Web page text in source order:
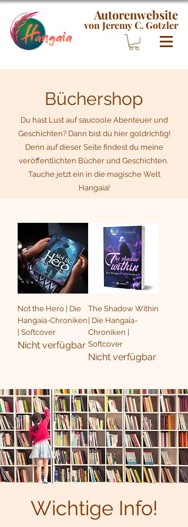
Autorenwebsite
von Jeremy C. Gotzler
Büchershop
Du hast Lust auf saucoole Abenteuer und
Geschichten? Dann bist du hier goldrichtig!
Denn auf dieser Seite findest du meine
veröffentlichten Bücher und Geschichten.
Tauche jetzt ein in die magische Welt
Hangaia!
Not the Hero | Die
Hangaia-Chroniken
| Softcover
Nicht verfügbar
The Shadow Within
| Die Hangaia-
Chroniken |
Softcover
Nicht verfügbar
Wichtige Info!